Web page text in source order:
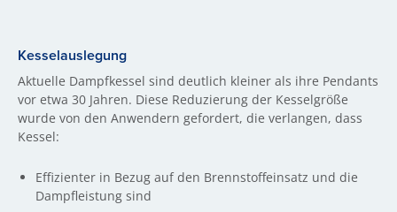
Kesselauslegung
Aktuelle Dampfkessel sind deutlich kleiner als ihre Pendants
vor etwa 30 Jahren. Diese Reduzierung der Kesselgröße
wurde von den Anwendern gefordert, die verlangen, dass
Kessel:
Effizienter in Bezug auf den Brennstoffeinsatz und die
Dampfleistung sind